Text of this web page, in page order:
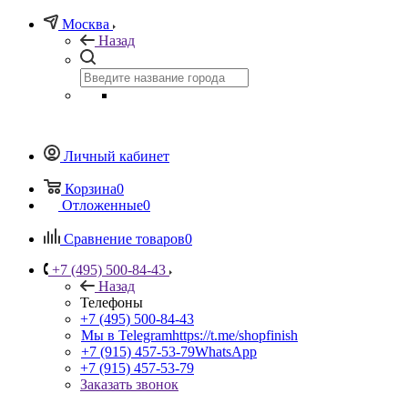
Москва
Назад
Личный кабинет
Корзина0
Отложенные0
Сравнение товаров0
+7 (495) 500-84-43
Назад
Телефоны
+7 (495) 500-84-43
Мы в Telegramhttps://t.me/shopfinish
+7 (915) 457-53-79WhatsApp
+7 (915) 457-53-79
Заказать звонок